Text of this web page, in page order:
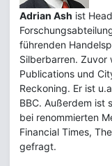
Adrian Ash ist
führenden
Silberbarren. Zuvor
Publications und
Reckoning. Er ist
BBC. Außerdem ist
bei renommierten
Financial Times,
gefragt.